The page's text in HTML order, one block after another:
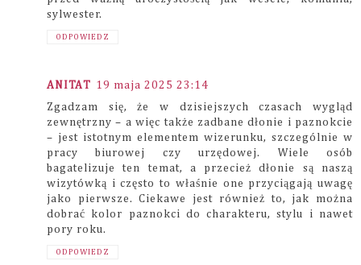
sylwester.
ODPOWIEDZ
ANITAT 19 maja 2025 23:14
Zgadzam się, że w dzisiejszych czasach wygląd
zewnętrzny – a więc także zadbane dłonie i paznokcie
– jest istotnym elementem wizerunku, szczególnie w
pracy biurowej czy urzędowej. Wiele osób
bagatelizuje ten temat, a przecież dłonie są naszą
wizytówką i często to właśnie one przyciągają uwagę
jako pierwsze. Ciekawe jest również to, jak można
dobrać kolor paznokci do charakteru, stylu i nawet
pory roku.
ODPOWIEDZ